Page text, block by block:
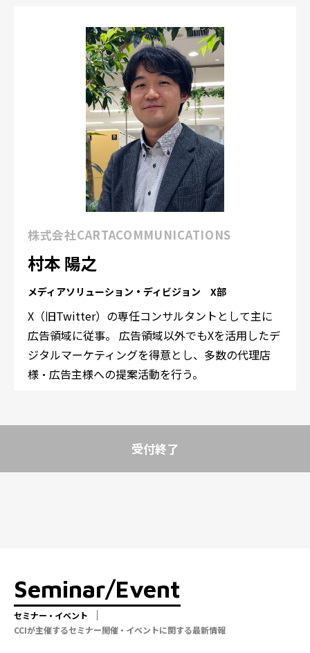
株式会社CARTACOMMUNICATIONS
村本 陽之
メディアソリューション・ディビジョン X部
X（旧Twitter）の専任コンサルタントとして主に
広告領域に従事。 広告領域以外でもXを活用したデ
ジタルマーケティングを得意とし、多数の代理店
様・広告主様への提案活動を行う。
受付終了
Seminar/Event
セミナー・イベント
CCIが主催するセミナー開催・イベントに関する最新情報